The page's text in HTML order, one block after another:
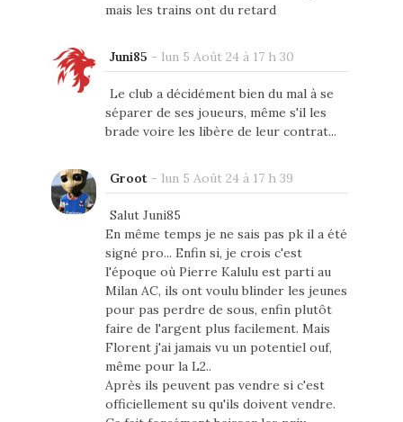
mais les trains ont du retard
Juni85 - lun 5 Août 24 à 17 h 30
Le club a décidément bien du mal à se
séparer de ses joueurs, même s'il les
brade voire les libère de leur contrat...
Groot- lun 5 Août 24 à 17 h 39
Salut Juni85
En même temps je ne sais pas pk il a été
signé pro... Enfin si, je crois c'est
l'époque où Pierre Kalulu est parti au
Milan AC, ils ont voulu blinder les jeunes
pour pas perdre de sous, enfin plutôt
faire de l'argent plus facilement. Mais
Florent j'ai jamais vu un potentiel ouf,
même pour la L2..
Après ils peuvent pas vendre si c'est
officiellement su qu'ils doivent vendre.